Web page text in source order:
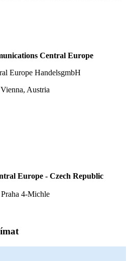
Central Europe
Europe HandelsgmbH
Austria
Europe - Czech Republic
4-Michle